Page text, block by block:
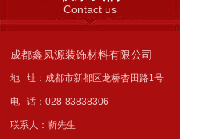
Contact us
成都鑫凤源装饰材料有限公司
地 址：成都市新都区龙桥杏田路1号
电 话：028-83838306
联系人：靳先生